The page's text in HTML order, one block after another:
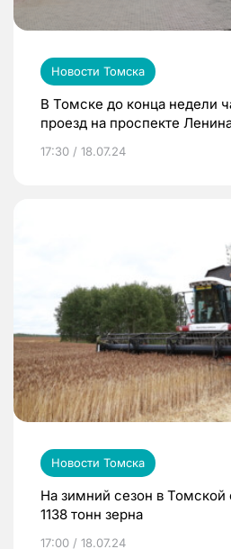
Новости Томска
В Томске до конца недели
проезд на проспекте
17:30 / 18.07.24
Новости Томска
На зимний сезон в Томской
1138 тонн зерна
17:00 / 18.07.24